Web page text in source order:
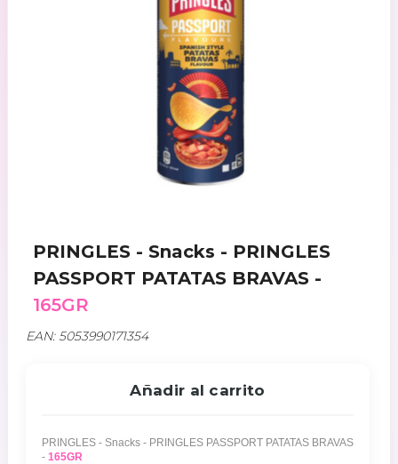
PRINGLES - Snacks - PRINGLES
PASSPORT PATATAS BRAVAS -
165GR
EAN: 5053990171354
Añadir al carrito
PRINGLES - Snacks - PRINGLES PASSPORT PATATAS BRAVAS
- 165GR